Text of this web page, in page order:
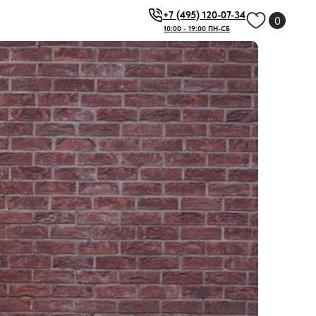
+7 (495) 120-07-34
10:00 - 19:00 ПН-СБ
0